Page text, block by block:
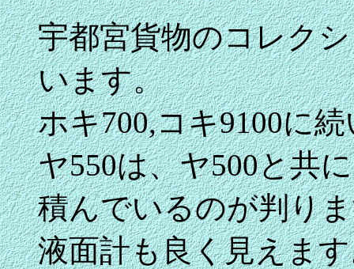
宇都宮貨物のコレク
います。
ホキ700,コキ9100に
ヤ550は、ヤ500と共
積んでいるのが判り
液面計も良く見えま